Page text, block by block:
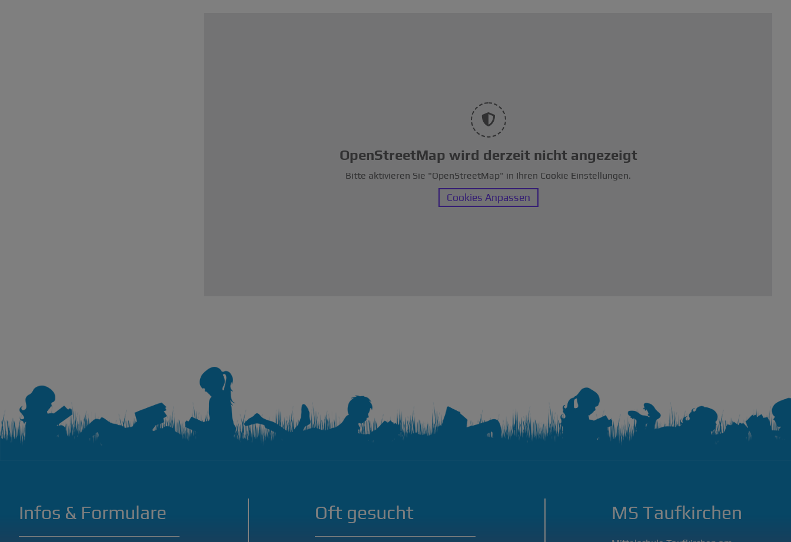
OpenStreetMap wird derzeit nicht angezeigt
Bitte aktivieren Sie "OpenStreetMap" in Ihren Cookie Einstellungen.
Cookies Anpassen
Infos & Formulare Oft gesucht MS Taufkirchen